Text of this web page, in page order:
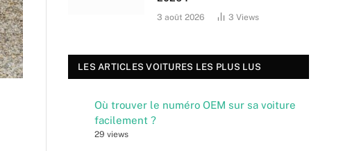
3 août 2026 3 Views
LES ARTICLES VOITURES LES PLUS LUS
Où trouver le numéro OEM sur sa voiture
facilement ?
29 views